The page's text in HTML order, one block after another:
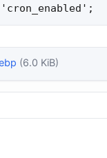
'cron_enabled';
(6.0 KiB)